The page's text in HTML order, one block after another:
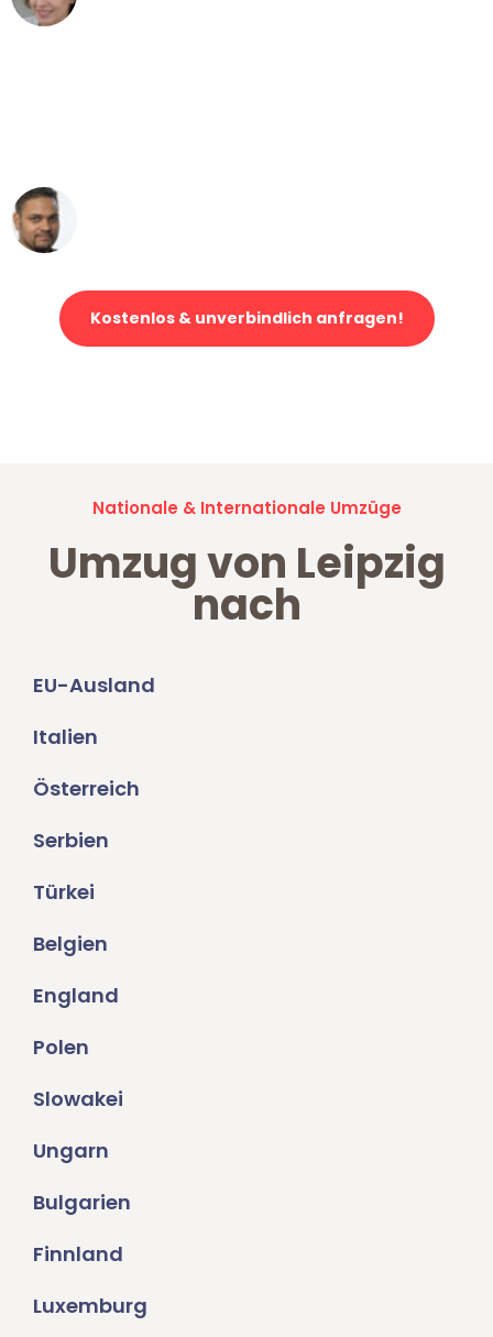
Kostenlos & unverbindlich anfragen!
Nationale & Internationale Umzüge
Umzug von Leipzig
nach
EU-Ausland
Italien
Österreich
Serbien
Türkei
Belgien
England
Polen
Slowakei
Ungarn
Bulgarien
Finnland
Luxemburg